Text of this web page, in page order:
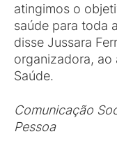
atingimos o
saúde para toda
disse Jussara
organizadora, ao
Saúde.
Comunicação
Pessoa